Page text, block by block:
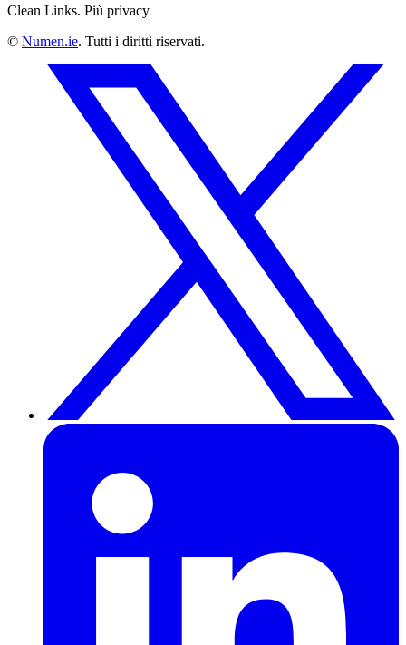
Clean Links. Più privacy
© Numen.ie. Tutti i diritti riservati.